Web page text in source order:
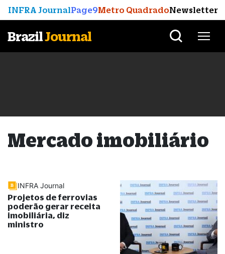
INFRA JournalPage9Metro QuadradoNewsletter
BrazilJournal
Mercado imobiliário
INFRA Journal
Projetos de ferrovias
poderão gerar receita
imobiliária, diz
ministro